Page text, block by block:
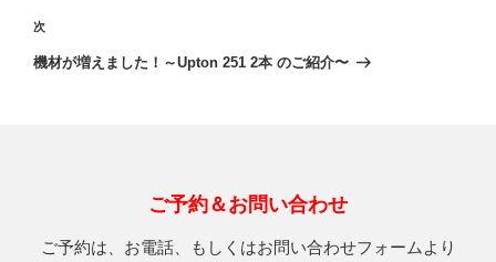
ゲ
ー
次
の
次
機材が増えました！～Upton 251 2本 のご紹介〜
ご予約＆お問い合わせ
ご予約は、お電話、もしくはお問い合わせフォームより